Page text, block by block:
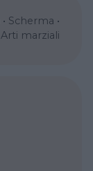
• Scherma •
Arti marziali